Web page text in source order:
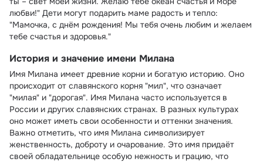
любви!" Дети могут подарить маме радость и тепло:
"Мамочка, с днём рождения! Мы тебя очень любим и желаем
тебе счастья и здоровья."
История и значение имени Милана
Имя Милана имеет древние корни и богатую историю. Оно
происходит от славянского корня "мил", что означает
"милая" и "дорогая". Имя Милана часто используется в
России и других славянских странах. В разных культурах
оно может иметь свои особенности и оттенки значения.
Важно отметить, что имя Милана символизирует
женственность, доброту и очарование. Это имя придаёт
своей обладательнице особую нежность и грацию, что